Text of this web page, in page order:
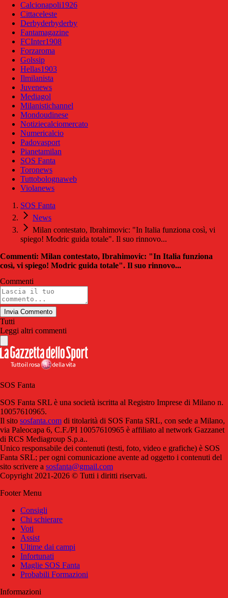
Calcionapoli1926
Cittaceleste
Derbyderbyderby
Fantamagazine
FCInter1908
Forzaroma
Golssip
Hellas1903
Ilmilanista
Juvenews
Mediagol
Milanistichannel
Mondoudinese
Notiziecalciomercato
Numericalcio
Padovasport
Pianetamilan
SOS Fanta
Toronews
Tuttobolognaweb
Violanews
SOS Fanta
News
Milan contestato, Ibrahimovic: "In Italia funziona così, vi
spiego! Modric guida totale". Il suo rinnovo...
Commenti: Milan contestato, Ibrahimovic: "In Italia funziona
così, vi spiego! Modric guida totale". Il suo rinnovo...
Commenti
Invia Commento
Tutti
Leggi altri commenti
SOS Fanta
SOS Fanta SRL è una società iscritta al Registro Imprese di Milano n.
10057610965.
Il sito sosfanta.com di titolarità di SOS Fanta SRL, con sede a Milano,
via Paleocapa 6, C.F./PI 10057610965 è affiliato al network Gazzanet
di RCS Mediagroup S.p.a..
Unico responsabile dei contenuti (testi, foto, video e grafiche) è SOS
Fanta SRL; per ogni comunicazione avente ad oggetto i contenuti del
sito scrivere a sosfanta@gmail.com
Copyright 2021-2026 © Tutti i diritti riservati.
Footer Menu
Consigli
Chi schierare
Voti
Assist
Ultime dai campi
Infortunati
Maglie SOS Fanta
Probabili Formazioni
Informazioni